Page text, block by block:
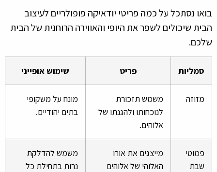
בואו נסתכל על כמה פריטי יודאיקה פופולריים לעיצוב
הבית שיכולים לשפר את היופי והאווירה הרוחנית של הבית
שלכם.
סמליות פריט שימוש אופייני
מזוזה
משמש תזכורת
לנוכחותו ולהגנתו של
אלוהים.
מונח על משקופי
בתים יהודיים.
פמוטי
שבת
מייצגים את אורו
האלוהי של אלוהים
משמש להדלקת
נרות בתחילת כל